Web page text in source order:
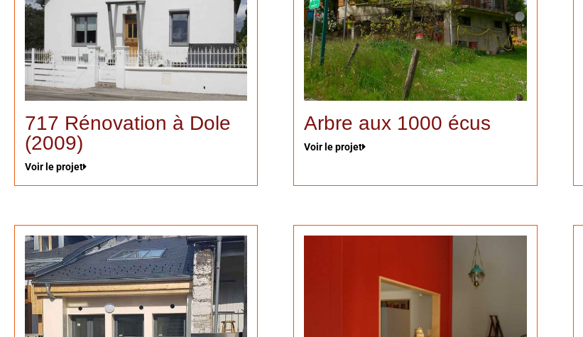
717 Rénovation à Dole
(2009)
Voir le projet
Arbre aux 1000 écus
Voir le projet